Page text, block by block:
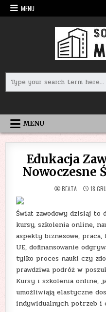
Skip
to
MENU
for:
MENU
Edukacja
Nowoczesne
BEATA 18
Świat zawodowy dzisiaj
kursy, szkolenia online,
aspekty biznesowe, praca,
UE, dofinansowanie
tylko proces nauki czy
prawdziwa podróż w
Kursy i szkolenia online,
umożliwiają elastyczne
indywidualnych potrzeb i